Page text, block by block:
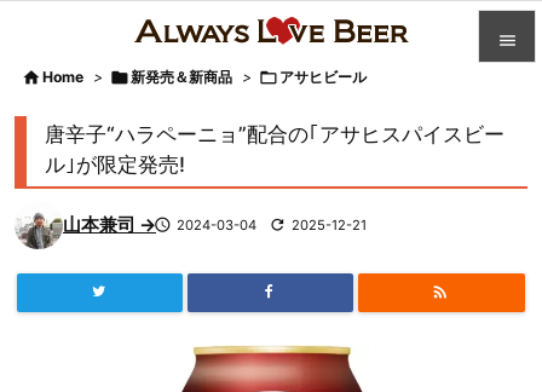


 Home > 新発売＆新商品 >  アサヒビール
唐辛子“ハラペーニョ”配合の｢アサヒスパイスビー
ル｣が限定発売!
山本兼司 → 2024-03-04  2025-12-21
